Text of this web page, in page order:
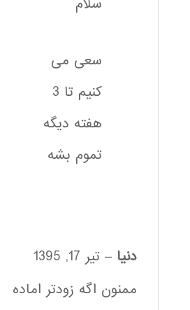
سلام
سعی می
کنیم تا 3
هفته دیگه
تموم بشه
دنیا – تیر 17, 1395
ممنون اگه زودتر اماده